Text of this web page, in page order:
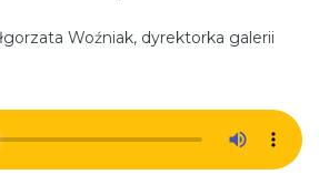
Woźniak, dyrektorka galerii